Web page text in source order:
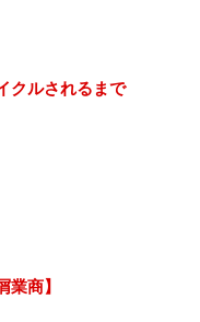
クルされるまで
商】